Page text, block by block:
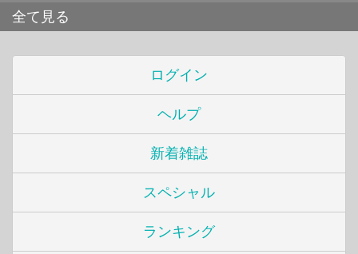
全て見る
ログイン
ヘルプ
新着雑誌
スペシャル
ランキング